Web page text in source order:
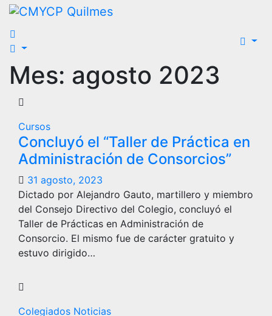
Saltar
contenido
Mes: agosto 2023
Cursos
Concluyó el “Taller de Práctica en
Administración de Consorcios”
31 agosto, 2023
Dictado por Alejandro Gauto, martillero y miembro
del Consejo Directivo del Colegio, concluyó el
Taller de Prácticas en Administración de
Consorcio. El mismo fue de carácter gratuito y
estuvo dirigido…
Colegiados Noticias